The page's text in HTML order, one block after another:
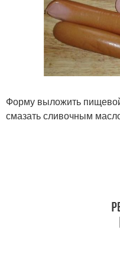
Форму выложить
смазать сливочным